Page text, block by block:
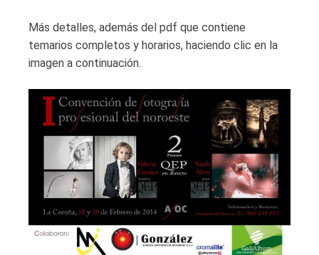
Más detalles, además del pdf que contiene
temarios completos y horarios, haciendo clic en la
imagen a continuación.